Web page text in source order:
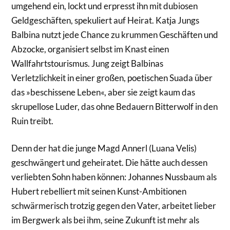
umgehend ein, lockt und erpresst ihn mit dubiosen
Geldgeschäften, spekuliert auf Heirat. Katja Jungs
Balbina nutzt jede Chance zu krummen Geschäften und
Abzocke, organisiert selbst im Knast einen
Wallfahrtstourismus. Jung zeigt Balbinas
Verletzlichkeit in einer großen, poetischen Suada über
das »beschissene Leben«, aber sie zeigt kaum das
skrupellose Luder, das ohne Bedauern Bitterwolf in den
Ruin treibt.
Denn der hat die junge Magd Annerl (Luana Velis)
geschwängert und geheiratet. Die hätte auch dessen
verliebten Sohn haben können: Johannes Nussbaum als
Hubert rebelliert mit seinen Kunst-Ambitionen
schwärmerisch trotzig gegen den Vater, arbeitet lieber
im Bergwerk als bei ihm, seine Zukunft ist mehr als